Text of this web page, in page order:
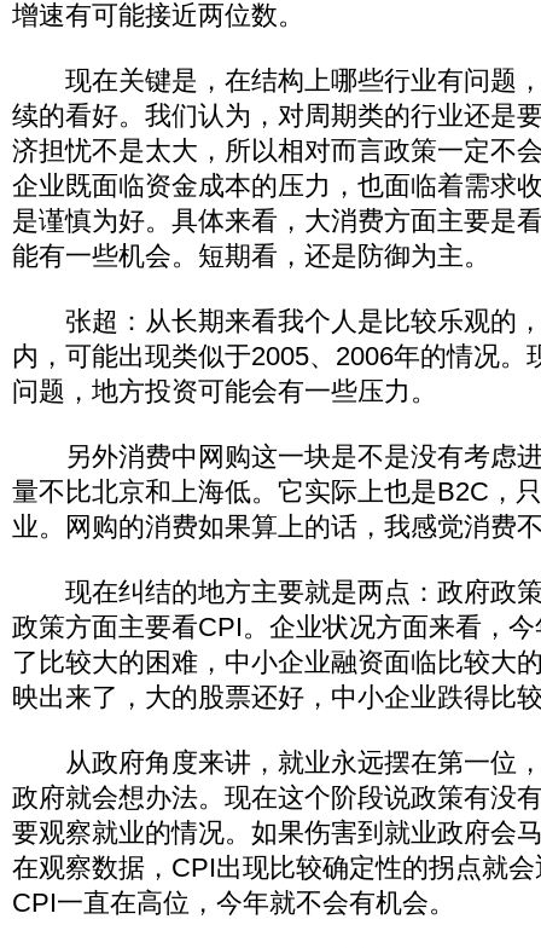
增速有可能接近两位数。
现在关键是，在结构上哪些行业有问题
续的看好。我们认为，对周期类的行业还是
济担忧不是太大，所以相对而言政策一定不
企业既面临资金成本的压力，也面临着需求
是谨慎为好。具体来看，大消费方面主要是
能有一些机会。短期看，还是防御为主。
张超：从长期来看我个人是比较乐观的
内，可能出现类似于2005、2006年的情况。
问题，地方投资可能会有一些压力。
另外消费中网购这一块是不是没有考虑
量不比北京和上海低。它实际上也是B2C，
业。网购的消费如果算上的话，我感觉消费
现在纠结的地方主要就是两点：政府政
政策方面主要看CPI。企业状况方面来看，
了比较大的困难，中小企业融资面临比较大
映出来了，大的股票还好，中小企业跌得比
从政府角度来讲，就业永远摆在第一位
政府就会想办法。现在这个阶段说政策有没
要观察就业的情况。如果伤害到就业政府会
在观察数据，CPI出现比较确定性的拐点就
CPI一直在高位，今年就不会有机会。